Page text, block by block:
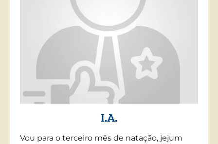
I.A.
Vou para o terceiro mês de natação, jejum